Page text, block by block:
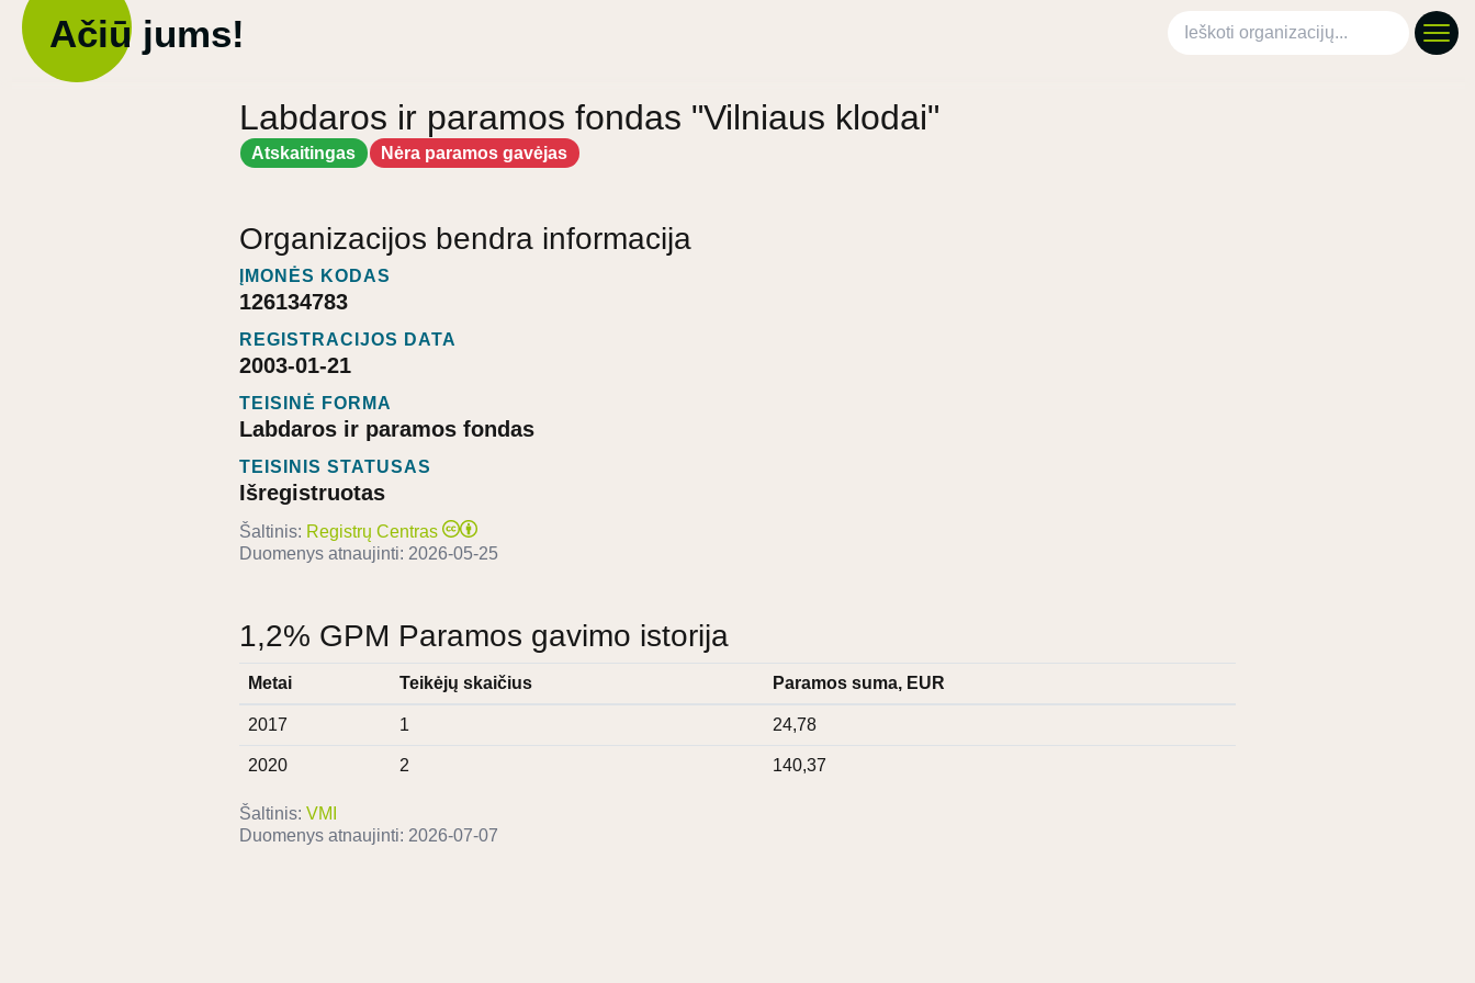
Ačiū jums! Ieškoti organizacijų
Labdaros ir paramos fondas "Vilniaus klodai"
Atskaitingas Nėra paramos gavėjas
Organizacijos bendra informacija
ĮMONĖS KODAS
126134783
REGISTRACIJOS DATA
2003-01-21
TEISINĖ FORMA
Labdaros ir paramos fondas
TEISINIS STATUSAS
Išregistruotas
Šaltinis: Registrų Centras
Duomenys atnaujinti: 2026-05-25
1,2% GPM Paramos gavimo istorija
Metai Teikėjų skaičius Paramos suma, EUR
2017 1 24,78
2020 2 140,37
Šaltinis: VMI
Duomenys atnaujinti: 2026-07-07